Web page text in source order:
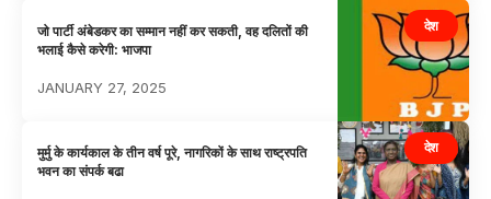
देश
जो पार्टी अंबेडकर का सम्मान नहीं कर सकती, वह दलितों की
भलाई कैसे करेगी: भाजपा
JANUARY 27, 2025
देश
मुर्मु के कार्यकाल के तीन वर्ष पूरे, नागरिकों के साथ राष्ट्रपति
भवन का संपर्क बढा